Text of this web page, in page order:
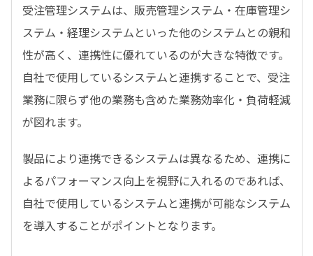
受注管理システムは、販売管理システム・在庫管理シ
ステム・経理システムといった他のシステムとの親和
性が高く、連携性に優れているのが大きな特徴です。
自社で使用しているシステムと連携することで、受注
業務に限らず他の業務も含めた業務効率化・負荷軽減
が図れます。
製品により連携できるシステムは異なるため、連携に
よるパフォーマンス向上を視野に入れるのであれば、
自社で使用しているシステムと連携が可能なシステム
を導入することがポイントとなります。